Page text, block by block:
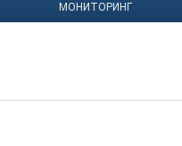
МОНИТОРИНГ